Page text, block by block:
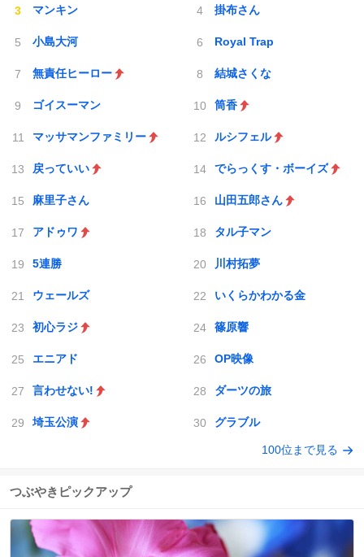
マンキン 掛布さん
小島大河 Royal Trap
無責任ヒーロー 結城さくな
ゴイスーマン 筒香
マッサマンファミリー ルシフェル
戻っていい でらっくす・ボーイズ
麻里子さん 山田五郎さん
アドゥワ タル子マン
5連勝 川村拓夢
ウェールズ いくらかわかる金
初心ラジ 篠原響
エニアド OP映像
言わせない! ダーツの旅
埼玉公演 グラブル
100位まで見る
つぶやきピックアップ